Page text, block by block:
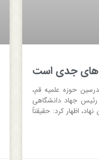
جدی است
حوزه علمیه قم،
رئیس جهاد دانشگاهی
اظهار کرد: حقیقتاً